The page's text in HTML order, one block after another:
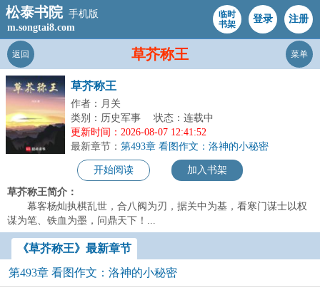
松泰书院 手机版
m.songtai8.com
临时
书架
登录 注册
草芥称王
返回 菜单
草芥称王
作者：月关
类别：历史军事
状态：连载中
更新时间：2026-08-07 12:41:52
最新章节： 第493章 看图作文：洛神的小秘密
开始阅读 加入书架
草芥称王简介：
幕客杨灿执棋乱世，合八阀为刃，据关中为基，看寒门谋士以权
谋为笔、铁血为墨，问鼎天下！...
《草芥称王》最新章节
第493章 看图作文：洛神的小秘密